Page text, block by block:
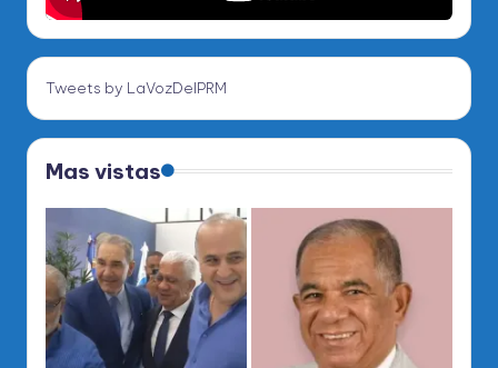
Tweets by LaVozDelPRM
Mas vistas